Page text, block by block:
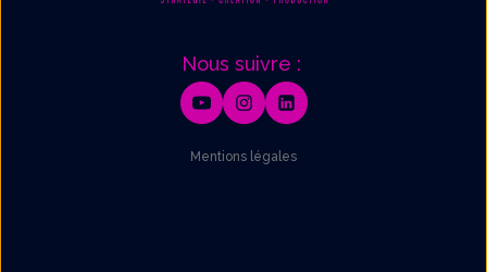
Nous suivre :
Mentions légales